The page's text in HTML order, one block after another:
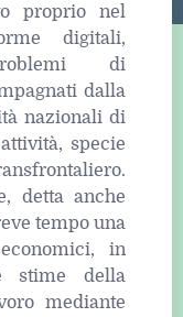
proprio nel
digitali,
di
dalla
nazionali di
specie
detta anche
tempo una
in
stime della
mediante